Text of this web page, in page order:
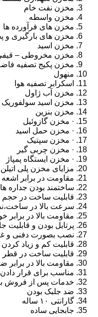
مخزن نفت خام
مخزن واسطه
مخزن های فرآورده ها
مخزن های بارگیری و
مخزن اسید
مخزن مخروطی – قیفی
مخزن پکیج تصفیه
منهول
اسکرابر تصفیه هوا
مخزن آب ژاول
مخزن اسید سولفوریک
مخزن بنزین
· مخزن گازوئیل
· مخزن حمل اسید
· مخزن سپتیک
· مخزن چربی گیر
· مخزن ایستگاه پمپاژ
مزایای مخزن پلی
مقاومت در برابر
ساختمند بودن جداره
قابلیت ساخت در
سرعت بالا در
مقاومت بالا در برابر
پرتابل بودن و
نصب بصورت دفنی و
قابلیت کم و زیاد کردن
قابلیت ساخت در قطر
مقاومت بالا در
مناسب برای قرار
خدمات پس از فروش
ضد جلبک بودن
گارانتی ۱۰ ساله
جابجایی ساده